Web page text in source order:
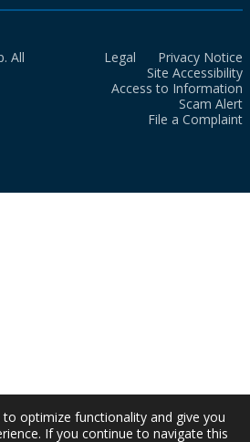
All
Legal
Privacy Notice
Site Accessibility
Access to Information
Scam Alert
File a Complaint
optimize functionality and give you
If you continue to navigate this